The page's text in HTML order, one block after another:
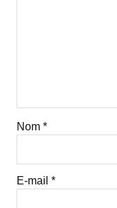
Nom *
E-mail *